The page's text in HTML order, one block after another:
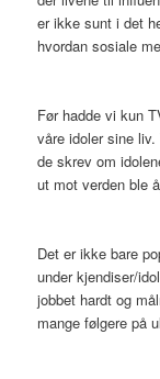
er ikke sunt i det
hvordan sosiale
Før hadde vi kun
våre idoler sine
de skrev om
ut mot verden ble
Det er ikke bare
under kjendiser/
jobbet hardt og
mange følgere på